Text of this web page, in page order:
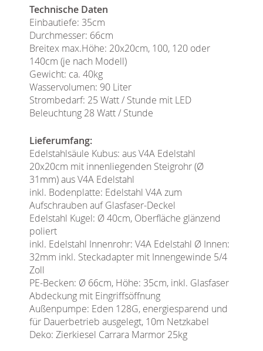
Technische Daten
Einbautiefe: 35cm
Durchmesser: 66cm
Breitex max.Höhe: 20x20cm, 100, 120 oder
140cm (je nach Modell)
Gewicht: ca. 40kg
Wasservolumen: 90 Liter
Strombedarf: 25 Watt / Stunde mit LED
Beleuchtung 28 Watt / Stunde
Lieferumfang:
Edelstahlsäule Kubus: aus V4A Edelstahl
20x20cm mit innenliegenden Steigrohr (Ø
31mm) aus V4A Edelstahl
inkl. Bodenplatte: Edelstahl V4A zum
Aufschrauben auf Glasfaser-Deckel
Edelstahl Kugel: Ø 40cm, Oberfläche glänzend
poliert
inkl. Edelstahl Innenrohr: V4A Edelstahl Ø Innen:
32mm inkl. Steckadapter mit Innengewinde 5/4
Zoll
PE-Becken: Ø 66cm, Höhe: 35cm, inkl. Glasfaser
Abdeckung mit Eingriffsöffnung
Außenpumpe: Eden 128G, energiesparend und
für Dauerbetrieb ausgelegt, 10m Netzkabel
Deko: Zierkiesel Carrara Marmor 25kg